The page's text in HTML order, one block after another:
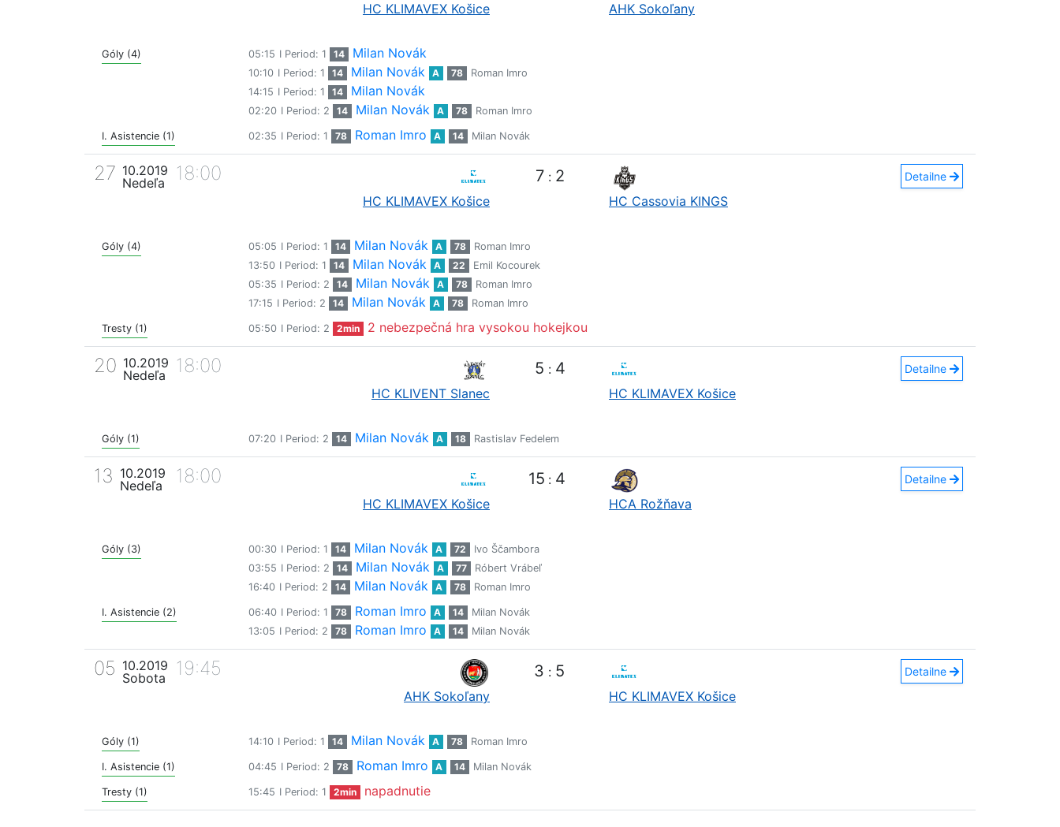
HC KLIMAVEX Košice AHK Sokoľany
Góly (4) 05:15 I Period: 1 14 Milan Novák
10:10 I Period: 1 14 Milan Novák A 78
Roman Imro
14:15 I Period: 1 14 Milan Novák
02:20 I Period: 2 14 Milan Novák A 78 Roman Imro
I. Asistencie (1) 02:35 I Period: 1 78 Roman Imro A 14 Milan Novák
27 10.2019
Nedeľa
18:00
HC KLIMAVEX Košice
7 : 2
HC Cassovia KINGS
Detailne
Góly (4) 05:05 I Period: 1 14 Milan Novák A 78
Roman Imro
13:50 I Period: 1 14 Milan Novák A 22
Emil Kocourek
05:35 I Period: 2 14 Milan Novák A 78
Roman Imro
17:15 I Period: 2 14 Milan Novák A 78 Roman Imro
Tresty (1) 05:50 I Period: 2 2min 2 nebezpečná hra vysokou hokejkou
20 10.2019
Nedeľa
18:00
HC KLIVENT Slanec
5 : 4
HC KLIMAVEX Košice
Detailne
Góly (1) 07:20 I Period: 2 14 Milan Novák A 18 Rastislav Fedelem
13 10.2019
Nedeľa
18:00
HC KLIMAVEX Košice
15 : 4
HCA Rožňava
Detailne
Góly (3) 00:30 I Period: 1 14 Milan Novák A 72
Ivo Ščambora
03:55 I Period: 2 14 Milan Novák A 77
Róbert Vrábeľ
16:40 I Period: 2 14 Milan Novák A 78 Roman Imro
I. Asistencie (2) 06:40 I Period: 1 78 Roman Imro A 14
Milan Novák
13:05 I Period: 2 78 Roman Imro A 14 Milan Novák
05 10.2019
Sobota
19:45
AHK Sokoľany
3 : 5
HC KLIMAVEX Košice
Detailne
Góly (1) 14:10 I Period: 1 14 Milan Novák A 78 Roman Imro
I. Asistencie (1) 04:45 I Period: 2 78 Roman Imro A 14 Milan Novák
Tresty (1) 15:45 I Period: 1 2min napadnutie